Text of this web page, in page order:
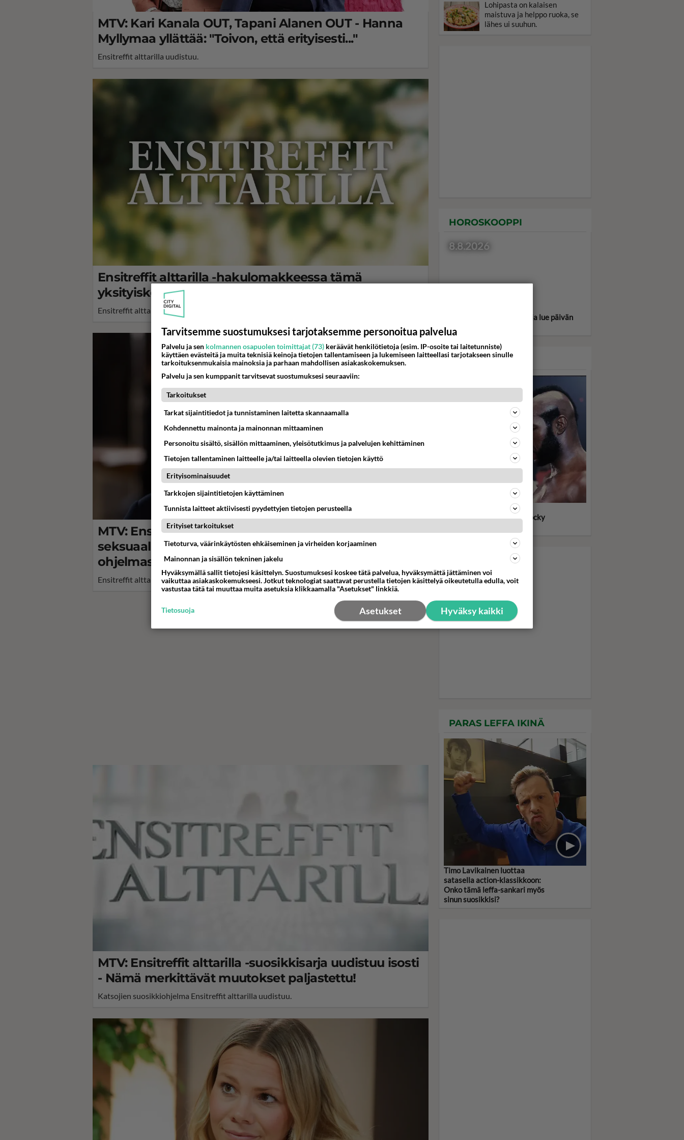
MTV: Kari Kanala OUT, Tapani Alanen OUT - Hanna
Myllymaa yllättää: "Toivon, että erityisesti..."
Ensitreffit alttarilla uudistuu.
Ensitreffit alttarilla -hakulomakkeessa tämä
yksityiskohta pistää silmään - Onko enää tätä päivää?
Ensitreffit alttarilla -ohjelmaan etsitään uusia pariskuntia.
MTV: Ensitreffit alttarilla: Tästä syystä
seksuaaliterapeutti Tapani Alanen ei ole enää
ohjelmassa
Ensitreffit alttarilla uudistuu.
MTV: Ensitreffit alttarilla -suosikkisarja uudistuu isosti
- Nämä merkittävät muutokset paljastettu!
Katsojien suosikkiohjelma Ensitreffit alttarilla uudistuu.
Lohipasta on kalaisen
maistuva ja helppo ruoka, se
lähes ui suuhun.
HOROSKOOPPI
8.8.2026
Valitse oma tähtimerkkisi ja lue päivän
horoskooppi!
KASARI
Stallone meinasi heittää
henkensä kuvauksissa - Rocky
PARAS LEFFA IKINÄ
Timo Lavikainen luottaa
satasella action-klassikkoon:
Onko tämä leffa-sankari myös
sinun suosikkisi?
Tarvitsemme suostumuksesi tarjotaksemme personoitua palvelua
Palvelu ja sen kolmannen osapuolen toimittajat (73) keräävät henkilötietoja (esim. IP-osoite tai laitetunniste)
käyttäen evästeitä ja muita teknisiä keinoja tietojen tallentamiseen ja lukemiseen laitteellasi tarjotakseen sinulle
tarkoituksenmukaisia mainoksia ja parhaan mahdollisen asiakaskokemuksen.
Palvelu ja sen kumppanit tarvitsevat suostumuksesi seuraaviin:
Tarkoitukset
Tarkat sijaintitiedot ja tunnistaminen laitetta skannaamalla
Kohdennettu mainonta ja mainonnan mittaaminen
Personoitu sisältö, sisällön mittaaminen, yleisötutkimus ja palvelujen kehittäminen
Tietojen tallentaminen laitteelle ja/tai laitteella olevien tietojen käyttö
Erityisominaisuudet
Tarkkojen sijaintitietojen käyttäminen
Tunnista laitteet aktiivisesti pyydettyjen tietojen perusteella
Erityiset tarkoitukset
Tietoturva, väärinkäytösten ehkäiseminen ja virheiden korjaaminen
Mainonnan ja sisällön tekninen jakelu
Hyväksymällä sallit tietojesi käsittelyn. Suostumuksesi koskee tätä palvelua, hyväksymättä jättäminen voi
vaikuttaa asiakaskokemukseesi. Jotkut teknologiat saattavat perustella tietojen käsittelyä oikeutetulla edulla, voit
vastustaa tätä tai muuttaa muita asetuksia klikkaamalla "Asetukset" linkkiä.
Hyväksy kaikki
Asetukset
Tietosuoja